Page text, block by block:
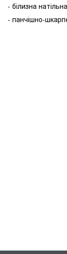
- білизна
- панчішно-